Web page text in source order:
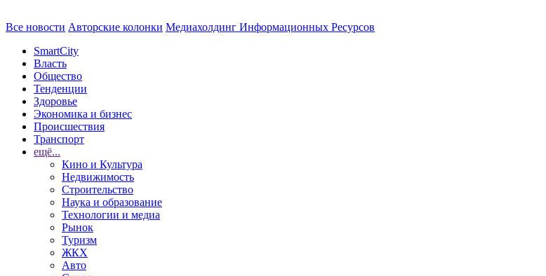
Все новости Авторские колонки Медиахолдинг Информационных Ресурсов
SmartCity
Власть
Общество
Тенденции
Здоровье
Экономика и бизнес
Происшествия
Транспорт
ещё...
Кино и Культура
Недвижимость
Строительство
Наука и образование
Технологии и медиа
Рынок
Туризм
ЖКХ
Авто